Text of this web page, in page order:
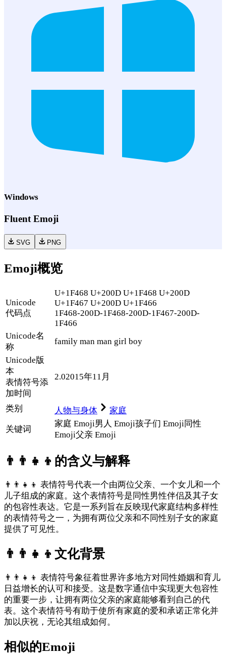
Windows
Fluent Emoji
SVG PNG
Emoji概览
Unicode
代码点
U+1F468 U+200D U+1F468 U+200D
U+1F467 U+200D U+1F466
1F468-200D-1F468-200D-1F467-200D-
1F466
Unicode名
称
family man man girl boy
Unicode版
本
表情符号添
加时间
2.02015年11月
类别 人物与身体
家庭
关键词
家庭 Emoji男人 Emoji孩子们 Emoji同性
Emoji父亲 Emoji
👨‍👨‍👧‍👦 的含义与解释
👨‍👨‍👧‍👦 表情符号代表一个由两位父亲、一个女儿和一个
儿子组成的家庭。这个表情符号是同性男性伴侣及其子女
的包容性表达。它是一系列旨在反映现代家庭结构多样性
的表情符号之一，为拥有两位父亲和不同性别子女的家庭
提供了可见性。
👨‍👨‍👧‍👦 文化背景
👨‍👨‍👧‍👦 表情符号象征着世界许多地方对同性婚姻和育儿
日益增长的认可和接受。这是数字通信中实现更大包容性
的重要一步，让拥有两位父亲的家庭能够看到自己的代
表。这个表情符号有助于使所有家庭的爱和承诺正常化并
加以庆祝，无论其组成如何。
相似的Emoji